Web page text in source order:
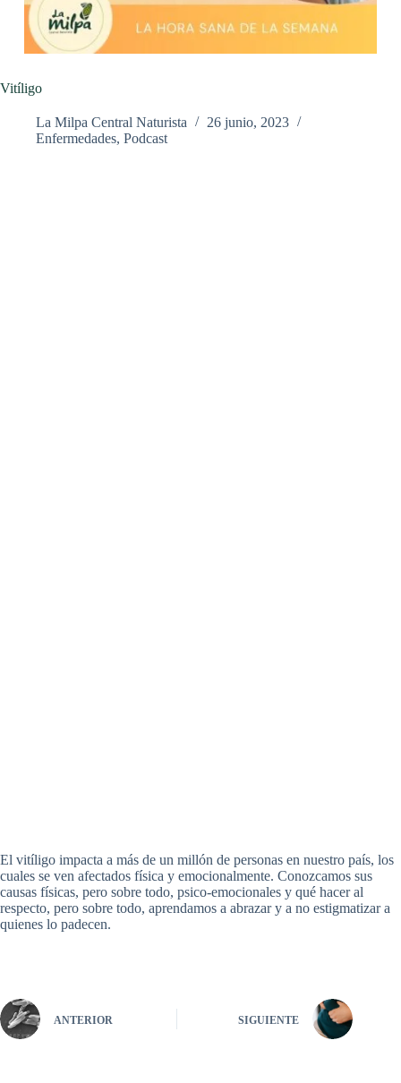
Vitíligo
La Milpa Central Naturista
26 junio, 2023
Enfermedades, Podcast
El vitíligo impacta a más de un millón de personas en nuestro país, los
cuales se ven afectados física y emocionalmente. Conozcamos sus
causas físicas, pero sobre todo, psico-emocionales y qué hacer al
respecto, pero sobre todo, aprendamos a abrazar y a no estigmatizar a
quienes lo padecen.
ANTERIOR SIGUIENTE